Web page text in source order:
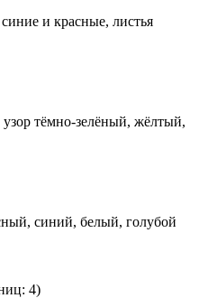
и красные, листья
тёмно-зелёный, жёлтый,
синий, белый, голубой
4)